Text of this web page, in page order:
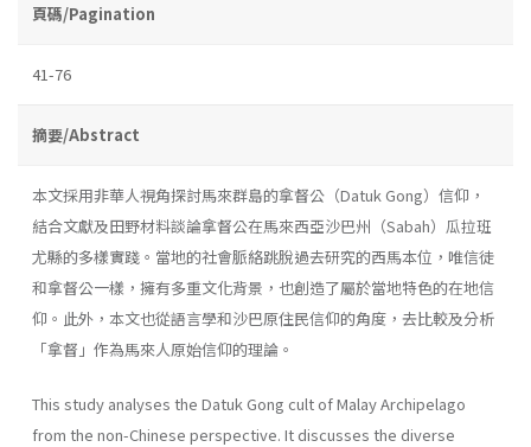
頁碼/Pagination
41-76
摘要/Abstract
本文採用非華人視角探討馬來群島的拿督公（Datuk Gong）信仰，
結合文獻及田野材料談論拿督公在馬來西亞沙巴州（Sabah）瓜拉班
尤縣的多樣實踐。當地的社會脈絡跳脫過去研究的西馬本位，唯信徒
和拿督公一樣，擁有多重文化背景，也創造了屬於當地特色的在地信
仰。此外，本文也從語言學和沙巴原住民信仰的角度，去比較及分析
「拿督」作為馬來人原始信仰的理論。
This study analyses the Datuk Gong cult of Malay Archipelago
from the non-Chinese perspective. It discusses the diverse